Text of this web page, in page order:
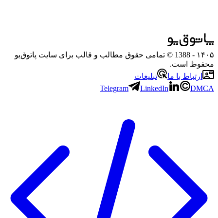
۱۴۰۵
- 1388 © تمامی حقوق مطالب و قالب برای سایت پاتوق‌یو
محفوظ است.
ارتباط با ما
تبلیغات
Telegram
LinkedIn DMCA